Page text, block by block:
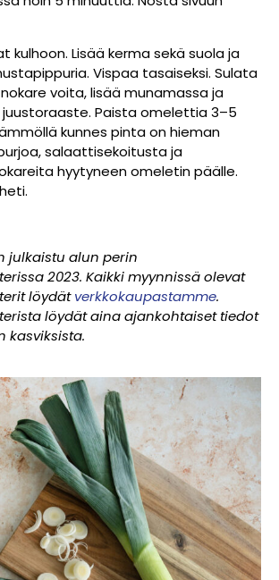
kulhoon. Lisää kerma sekä suola ja
Vispaa tasaiseksi. Sulata
voita, lisää munamassa ja
Paista omelettia 3–5
kunnes pinta on hieman
salaattisekoitusta ja
hyytyneen omeletin päälle.
julkaistu alun perin
2023. Kaikki myynnissä olevat
löydätverkkokaupastamme.
löydät aina ajankohtaiset tiedot
kasviksista.